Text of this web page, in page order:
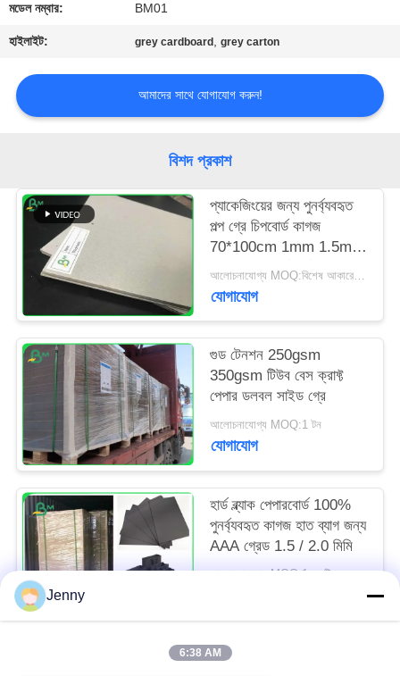
খবর
কেস
PRIVACY
POLICY
মডেল নম্বার: BM01
হাইলাইট: grey cardboard ,grey carton
আমাদের সাথে যোগাযোগ করুন!
বিশদ প্রকাশ
প্যাকেজিংয়ের জন্য পুনর্ব্যবহৃত
পল্প গ্রে চিপবোর্ড কাগজ
70*100cm 1mm 1.5mm
2mm গ্রে কার্ডবোর্ড শীট
আলোচনাযোগ্য MOQ:বিশেষ আকারের জন্য 1 টন এবং মান মাপের জন্য 10 টন
যোগাযোগ
গুড টেনশন 250gsm
350gsm টিউব বেস ক্রাফ্ট
পেপার ডলবল সাইড গ্রে
আলোচনাযোগ্য MOQ:1 টন
যোগাযোগ
হার্ড ব্ল্যাক পেপারবোর্ড 100%
পুনর্ব্যবহৃত কাগজ হাত ব্যাগ জন্য
AAA গ্রেড 1.5 / 2.0 মিমি
আলোচনাযোগ্য MOQ:1 এমটি
Jenny
6:38 AM